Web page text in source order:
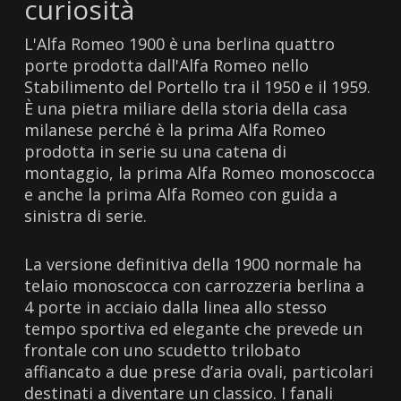
curiosità
L'Alfa Romeo 1900 è una berlina quattro
porte prodotta dall'Alfa Romeo nello
Stabilimento del Portello tra il 1950 e il 1959.
È una pietra miliare della storia della casa
milanese perché è la prima Alfa Romeo
prodotta in serie su una catena di
montaggio, la prima Alfa Romeo monoscocca
e anche la prima Alfa Romeo con guida a
sinistra di serie.
La versione definitiva della 1900 normale ha
telaio monoscocca con carrozzeria berlina a
4 porte in acciaio dalla linea allo stesso
tempo sportiva ed elegante che prevede un
frontale con uno scudetto trilobato
affiancato a due prese d’aria ovali, particolari
destinati a diventare un classico. I fanali